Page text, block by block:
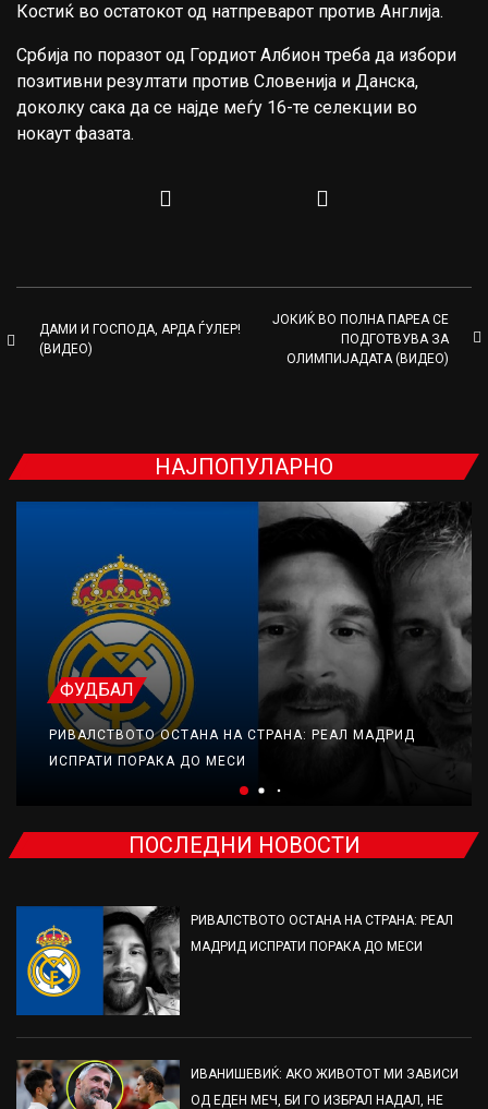
Костиќ во остатокот од натпреварот против Англија.
Србија по поразот од Гордиот Албион треба да избори
позитивни резултати против Словенија и Данска,
доколку сака да се најде меѓу 16-те селекции во
нокаут фазата.
ДАМИ И ГОСПОДА, АРДА ЃУЛЕР!
(ВИДЕО)
ЈОКИЌ ВО ПОЛНА ПАРЕА СЕ
ПОДГОТВУВА ЗА
ОЛИМПИЈАДАТА (ВИДЕО)
НАЈПОПУЛАРНО
ФУДБАЛ
РИВАЛСТВОТО ОСТАНА НА СТРАНА: РЕАЛ МАДРИД
ИСПРАТИ ПОРАКА ДО МЕСИ
ПОСЛЕДНИ НОВОСТИ
РИВАЛСТВОТО ОСТАНА НА СТРАНА: РЕАЛ
МАДРИД ИСПРАТИ ПОРАКА ДО МЕСИ
ИВАНИШЕВИЌ: АКО ЖИВОТОТ МИ ЗАВИСИ
ОД ЕДЕН МЕЧ, БИ ГО ИЗБРАЛ НАДАЛ, НЕ